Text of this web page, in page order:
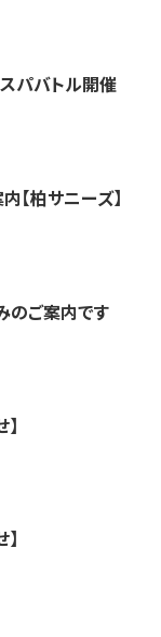
パバトル開催
【柏サニーズ】
のご案内です